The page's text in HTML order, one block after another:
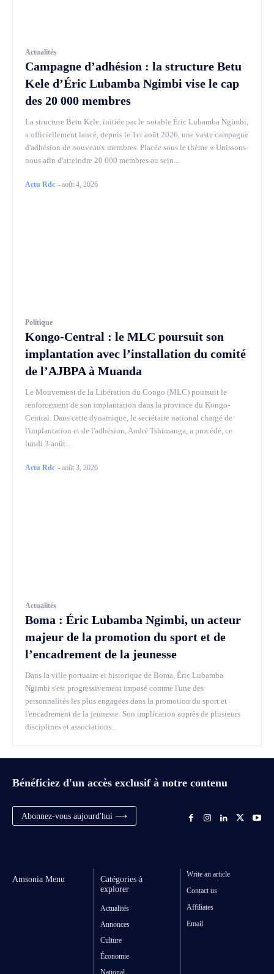
Actualités
Campagne d’adhésion : la structure Betu
Kele d’Éric Lubamba Ngimbi vise le cap
des 20 000 membres
La structure Betu Kele, initiée par le notable Éric Lubamba Ngimbi,
a officiellement lancé, depuis le 1er août 2026, une vaste campagne
d'adhésion de nouveaux membres. Placée sous le thème « Unissons-
nous afin d'atteindre 20 000 membres au sein...
Actu Rdc -août 4, 2026
Politique
Kongo-Central : le MLC poursuit son
implantation avec l’installation du comité
de l’AJBPA à Muanda
Le Mouvement de la Libération du Congo (MLC) poursuit le
renforcement de son implantation dans la province du Kongo-
Central. Dans cette dynamique, le secrétaire national chargé de
l'implantation et de l'adhésion, André Tshimanga, a procédé, ce
lundi 3 août...
Actu Rdc -août 3, 2026
Actualités
Boma : Éric Lubamba Ngimbi, un acteur
majeur de la promotion du sport et de
l’encadrement de la jeunesse
Dans la ville portuaire et historique de Boma, Éric Lubamba
Ngimbi s'est progressivement imposé comme l'une des
personnalités les plus engagées dans la promotion du sport et
l'encadrement de la jeunesse. Son implication auprès de plusieurs
disciplines et associations...
Bénéficiez d'un accès exclusif à notre contenu
Abonnez-vous aujourd'hui ⟶
Amsonia Menu
Catégories à
explorer
Actualités
Annonces
Culture
Économie
Write an article
Contact us
Affiliates
Email